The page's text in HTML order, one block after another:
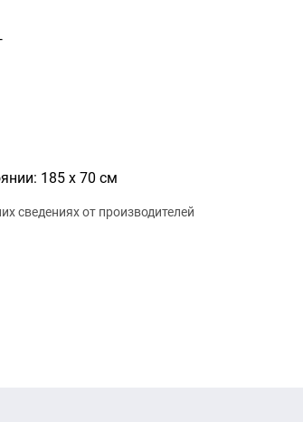
185 х 70 см
сведениях от производителей